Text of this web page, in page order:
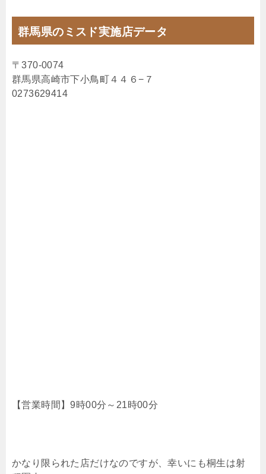
群馬県のミスド実施店データ
〒370-0074
群馬県高崎市下小鳥町４４６−７
0273629414
【営業時間】9時00分～21時00分
かなり限られた店だけなのですが、幸いにも桐生は射